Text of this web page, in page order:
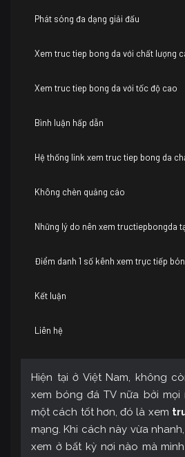
Phát sóng đa dạng giải đấu
Xem truc tiep bong da với chất lượng
Xem truc tiep bong da với tốc độ cao
Bình luận hấp dẫn
Hệ thống link xem truc tiep bong da
Không chèn quảng cáo
Những lý do nên xem tructiepbongda
Điểm danh 1 số kênh xem trực tiếp
Kết luận
Liên hệ
Hiện tại ở Việt Nam, không
xem bóng đá TV nữa bởi
một cách tốt hơn, đó là xem
mạng. Khi cách này vừa
xem ở bất kỳ nơi nào mà